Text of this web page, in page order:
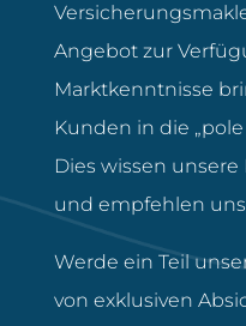
Angebot zur
Marktkenntnisse
Kunden in die
Dies wissen
und empfehlen
Werde ein Teil
von exklusiven